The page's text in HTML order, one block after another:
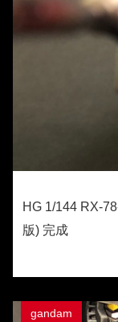
HG 1/144 RX-
版) 完成
gandam